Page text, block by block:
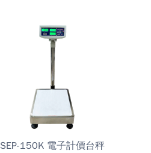
SEP-150K 電子計價台秤